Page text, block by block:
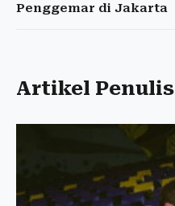
Penggemar di Jakarta
Artikel Penulis